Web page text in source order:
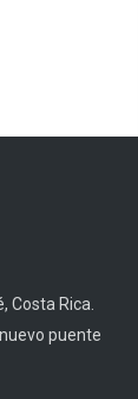
Costa Rica.
puente